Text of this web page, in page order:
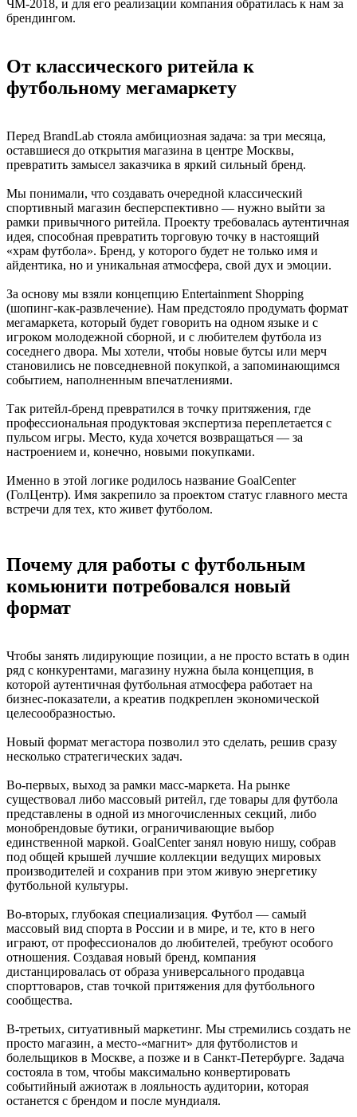
ЧМ-2018, и для его реализации компания обратилась к нам за
брендингом.
От классического ритейла к
футбольному мегамаркету
Перед BrandLab стояла амбициозная задача: за три месяца,
оставшиеся до открытия магазина в центре Москвы,
превратить замысел заказчика в яркий сильный бренд.
Мы понимали, что создавать очередной классический
спортивный магазин бесперспективно — нужно выйти за
рамки привычного ритейла. Проекту требовалась аутентичная
идея, способная превратить торговую точку в настоящий
«храм футбола». Бренд, у которого будет не только имя и
айдентика, но и уникальная атмосфера, свой дух и эмоции.
За основу мы взяли концепцию Entertainment Shopping
(шопинг-как-развлечение). Нам предстояло продумать формат
мегамаркета, который будет говорить на одном языке и с
игроком молодежной сборной, и с любителем футбола из
соседнего двора. Мы хотели, чтобы новые бутсы или мерч
становились не повседневной покупкой, а запоминающимся
событием, наполненным впечатлениями.
Так ритейл-бренд превратился в точку притяжения, где
профессиональная продуктовая экспертиза переплетается с
пульсом игры. Место, куда хочется возвращаться — за
настроением и, конечно, новыми покупками.
Именно в этой логике родилось название GoalCenter
(ГолЦентр). Имя закрепило за проектом статус главного места
встречи для тех, кто живет футболом.
Почему для работы с футбольным
комьюнити потребовался новый
формат
Чтобы занять лидирующие позиции, а не просто встать в один
ряд с конкурентами, магазину нужна была концепция, в
которой аутентичная футбольная атмосфера работает на
бизнес-показатели, а креатив подкреплен экономической
целесообразностью.
Новый формат мегастора позволил это сделать, решив сразу
несколько стратегических задач.
Во-первых, выход за рамки масс-маркета. На рынке
существовал либо массовый ритейл, где товары для футбола
представлены в одной из многочисленных секций, либо
монобрендовые бутики, ограничивающие выбор
единственной маркой. GoalCenter занял новую нишу, собрав
под общей крышей лучшие коллекции ведущих мировых
производителей и сохранив при этом живую энергетику
футбольной культуры.
Во-вторых, глубокая специализация. Футбол — самый
массовый вид спорта в России и в мире, и те, кто в него
играют, от профессионалов до любителей, требуют особого
отношения. Создавая новый бренд, компания
дистанцировалась от образа универсального продавца
спорттоваров, став точкой притяжения для футбольного
сообщества.
В-третьих, ситуативный маркетинг. Мы стремились создать не
просто магазин, а место-«магнит» для футболистов и
болельщиков в Москве, а позже и в Санкт-Петербурге. Задача
состояла в том, чтобы максимально конвертировать
событийный ажиотаж в лояльность аудитории, которая
останется с брендом и после мундиаля.